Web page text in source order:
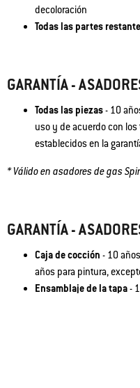
decoloración
Todas las partes
GARANTÍA -
Todas las piezas- 10
uso y de acuerdo con
establecidos en la
* Válido en asadores de gas
GARANTÍA -
Caja de cocción - 10
años para pintura,
Ensamblaje de la tapa-